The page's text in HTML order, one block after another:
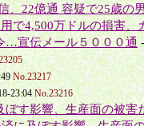
、22億通 容疑で25歳の
で4,500万ドルの損害、
…宣伝メール５０００通
No.23217
23:04No.23216
す影響、生産面の被害